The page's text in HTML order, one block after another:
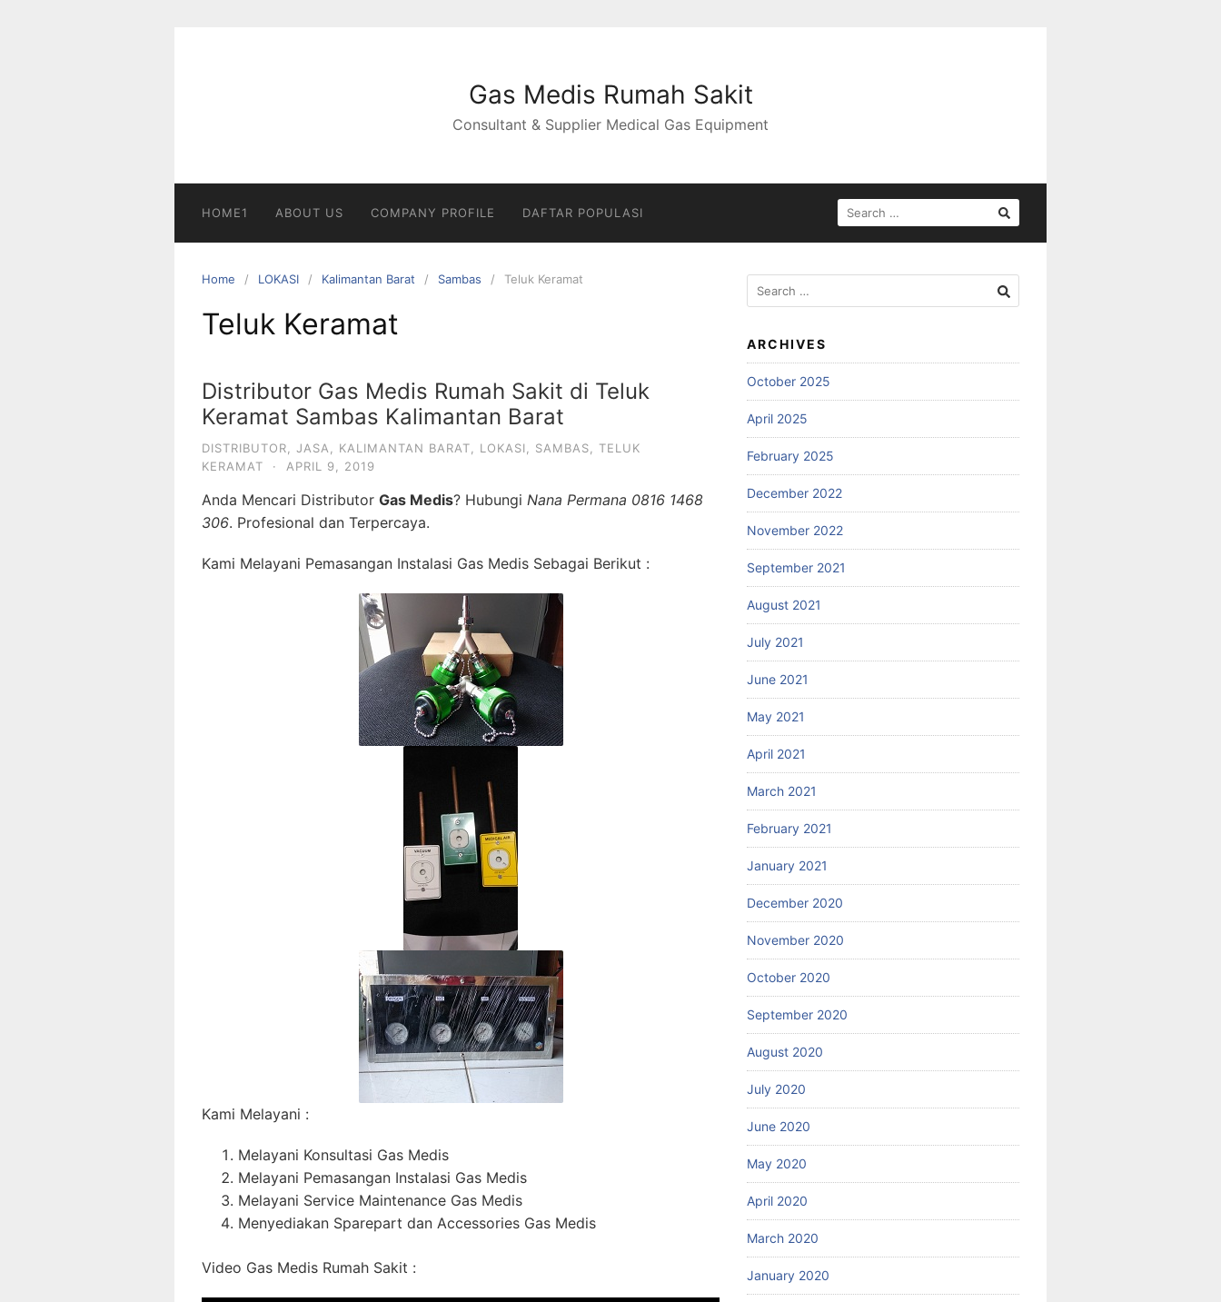
Gas Medis Rumah Sakit
Consultant & Supplier Medical Gas Equipment
HOME1 ABOUT US COMPANY PROFILE DAFTAR POPULASI
SEARCH
FOR:
Home LOKASI Kalimantan Barat Sambas Teluk Keramat
Teluk Keramat
Distributor Gas Medis Rumah Sakit di Teluk
Keramat Sambas Kalimantan Barat
DISTRIBUTOR JASA KALIMANTAN BARAT LOKASI SAMBAS
TELUK
KERAMAT
· APRIL 9, 2019
Anda Mencari Distributor Gas Medis? Hubungi Nana Permana 0816 1468
306. Profesional dan Terpercaya.
Kami Melayani Pemasangan Instalasi Gas Medis Sebagai Berikut :
Kami Melayani :
Melayani Konsultasi Gas Medis
Melayani Pemasangan Instalasi Gas Medis
Melayani Service Maintenance Gas Medis
Menyediakan Sparepart dan Accessories Gas Medis
Video Gas Medis Rumah Sakit :
Search
for:
ARCHIVES
October 2025
April 2025
February 2025
December 2022
November 2022
September 2021
August 2021
July 2021
June 2021
May 2021
April 2021
March 2021
February 2021
January 2021
December 2020
November 2020
October 2020
September 2020
August 2020
July 2020
June 2020
May 2020
April 2020
March 2020
January 2020